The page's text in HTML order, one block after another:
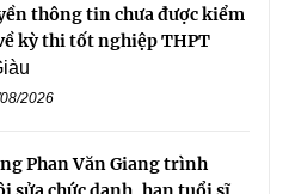
thông tin chưa được kiểm
kỳ thi tốt nghiệp THPT
2026
Phan Văn Giang trình